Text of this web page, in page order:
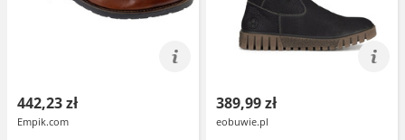
442,23 zł
Empik.com
389,99 zł
eobuwie.pl